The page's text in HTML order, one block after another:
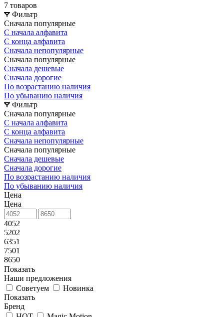
7 товаров
Фильтр
Сначала популярные
С начала алфавита
С конца алфавита
Сначала непопулярные
Сначала популярные
Сначала дешевые
Сначала дорогие
По возрастанию наличия
По убыванию наличия
Фильтр
Сначала популярные
С начала алфавита
С конца алфавита
Сначала непопулярные
Сначала популярные
Сначала дешевые
Сначала дорогие
По возрастанию наличия
По убыванию наличия
Цена
Цена
4052
5202
6351
7501
8650
Показать
Наши предложения
Советуем
Новинка
Показать
Бренд